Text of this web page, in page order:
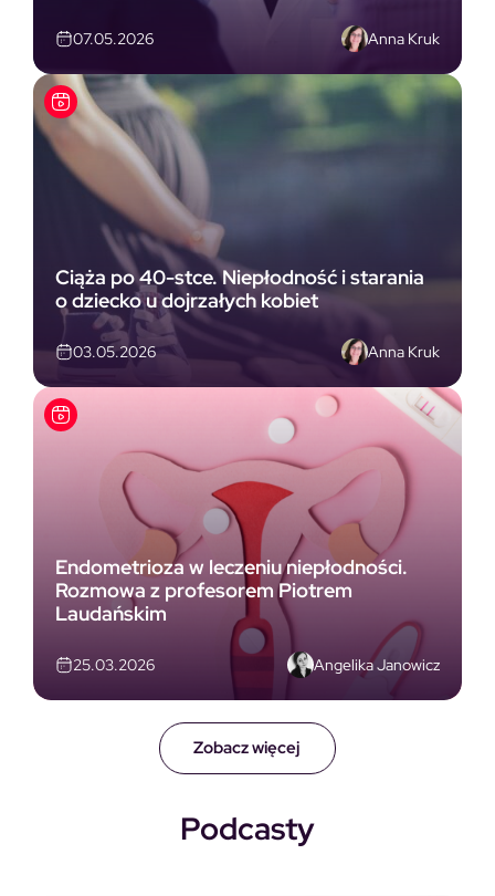
Zobacz więcej
07.05.2026 Anna Kruk
Ciąża po 40-stce. Niepłodność i starania
o dziecko u dojrzałych kobiet
03.05.2026 Anna Kruk
Endometrioza w leczeniu niepłodności.
Rozmowa z profesorem Piotrem
Laudańskim
25.03.2026 Angelika Janowicz
Podcasty